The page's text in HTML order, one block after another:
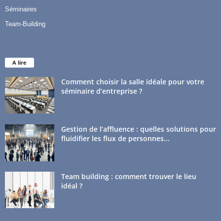
Séminaires
Team-Building
A lire
Comment choisir la salle idéale pour votre
séminaire d’entreprise ?
Gestion de l’affluence : quelles solutions pour
fluidifier les flux de personnes...
Team building : comment trouver le lieu
idéal ?